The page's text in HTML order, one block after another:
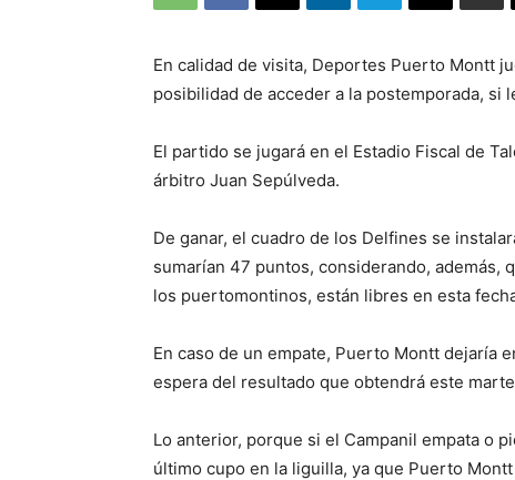
En calidad de visita, Deportes Puerto Montt
posibilidad de acceder a la postemporada, si
El partido se jugará en el Estadio Fiscal de
árbitro Juan Sepúlveda.
De ganar, el cuadro de los Delfines se
sumarían 47 puntos, considerando, además,
los puertomontinos, están libres en esta
En caso de un empate, Puerto Montt dejaría
espera del resultado que obtendrá este
Lo anterior, porque si el Campanil empata o
último cupo en la liguilla, ya que Puerto